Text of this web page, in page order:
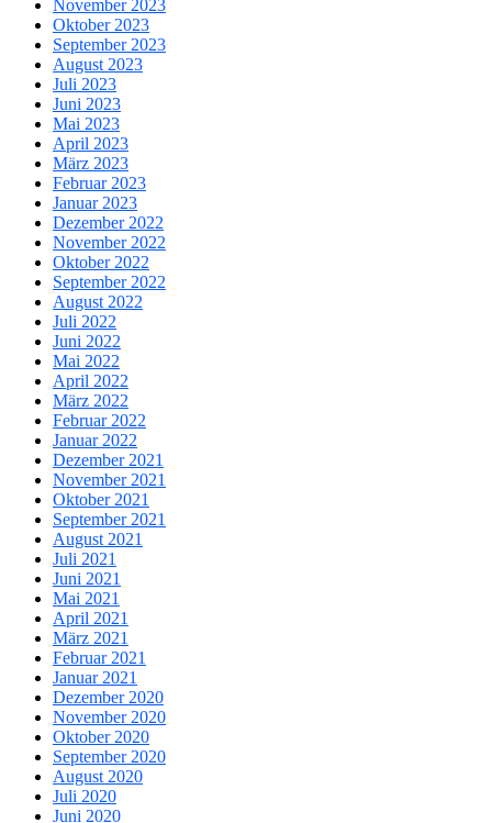
November 2023
Oktober 2023
September 2023
August 2023
Juli 2023
Juni 2023
Mai 2023
April 2023
März 2023
Februar 2023
Januar 2023
Dezember 2022
November 2022
Oktober 2022
September 2022
August 2022
Juli 2022
Juni 2022
Mai 2022
April 2022
März 2022
Februar 2022
Januar 2022
Dezember 2021
November 2021
Oktober 2021
September 2021
August 2021
Juli 2021
Juni 2021
Mai 2021
April 2021
März 2021
Februar 2021
Januar 2021
Dezember 2020
November 2020
Oktober 2020
September 2020
August 2020
Juli 2020
Juni 2020